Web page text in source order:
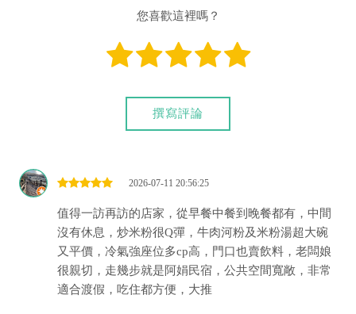
您喜歡這裡嗎？
撰寫評論
2026-07-11 20:56:25
值得一訪再訪的店家，從早餐中餐到晚餐都有，中間
沒有休息，炒米粉很Q彈，牛肉河粉及米粉湯超大碗
又平價，冷氣強座位多cp高，門口也賣飲料，老闆娘
很親切，走幾步就是阿娟民宿，公共空間寬敞，非常
適合渡假，吃住都方便，大推